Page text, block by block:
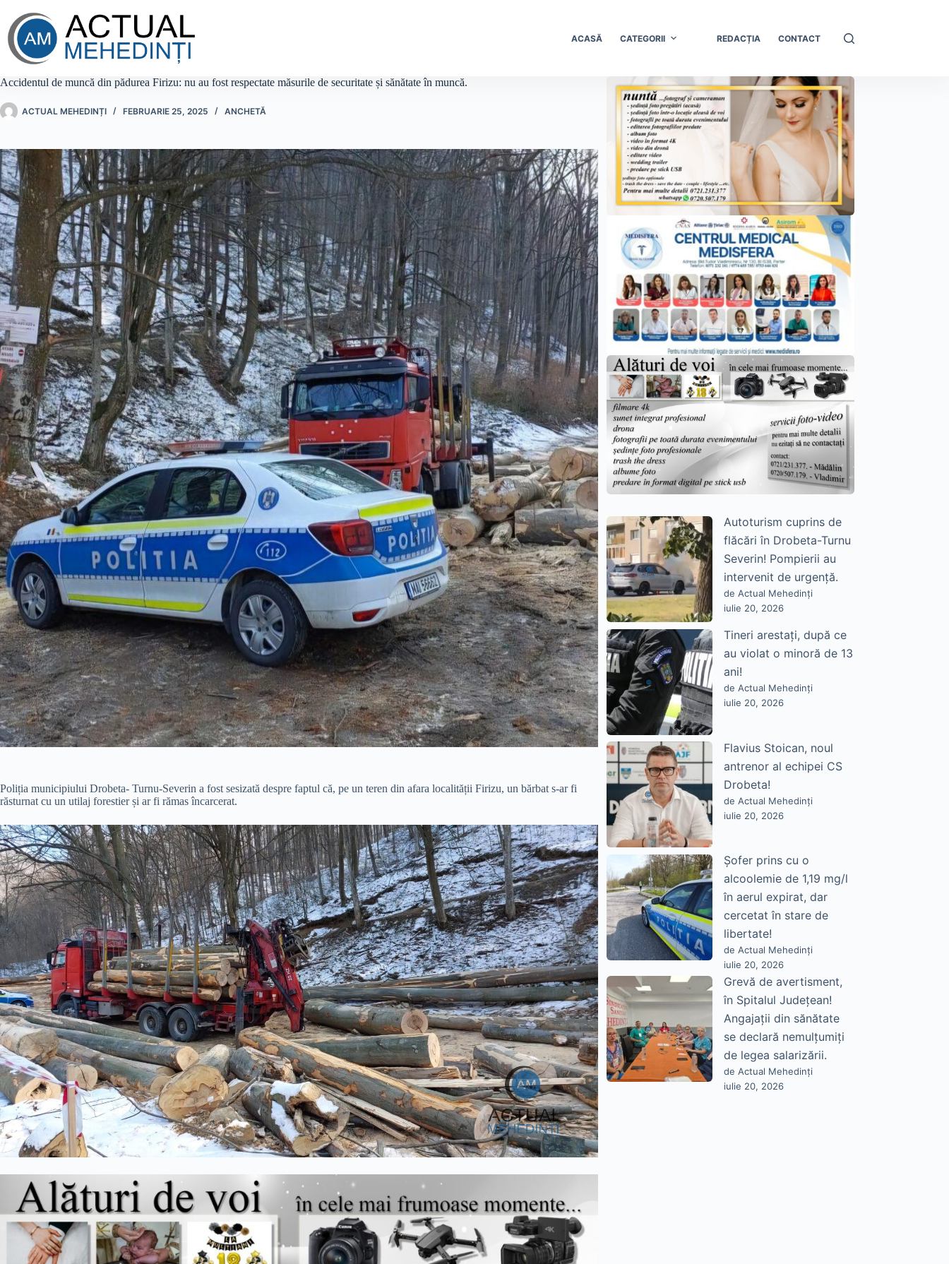
conținut
ACASĂ CATEGORII REDACȚIA CONTACT
Accidentul de muncă din pădurea Firizu: nu au fost respectate măsurile de securitate și sănătate în muncă.
ACTUAL MEHEDINȚI FEBRUARIE 25, 2025 ANCHETĂ
Poliția municipiului Drobeta- Turnu-Severin a fost sesizată despre faptul că, pe un teren din afara localității Firizu, un bărbat s-ar fi
răsturnat cu un utilaj forestier și ar fi rămas încarcerat.
Autoturism cuprins de
flăcări în Drobeta-Turnu
Severin! Pompierii au
intervenit de urgență.
de Actual Mehedinți
iulie 20, 2026
Tineri arestați, după ce
au violat o minoră de 13
ani!
de Actual Mehedinți
iulie 20, 2026
Flavius Stoican, noul
antrenor al echipei CS
Drobeta!
de Actual Mehedinți
iulie 20, 2026
Șofer prins cu o
alcoolemie de 1,19 mg/l
în aerul expirat, dar
cercetat în stare de
libertate!
de Actual Mehedinți
iulie 20, 2026
Grevă de avertisment,
în Spitalul Județean!
Angajații din sănătate
se declară nemulțumiți
de legea salarizării.
de Actual Mehedinți
iulie 20, 2026